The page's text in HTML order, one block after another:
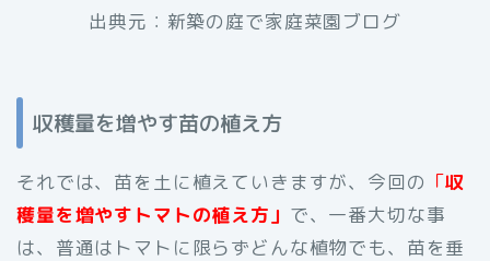
出典元：新築の庭で家庭菜園ブログ
収穫量を増やす苗の植え方
それでは、苗を土に植えていきますが、今回の 「収
穫量を増やすトマトの植え方」 で、一番大切な事
は、普通はトマトに限らずどんな植物でも、苗を垂